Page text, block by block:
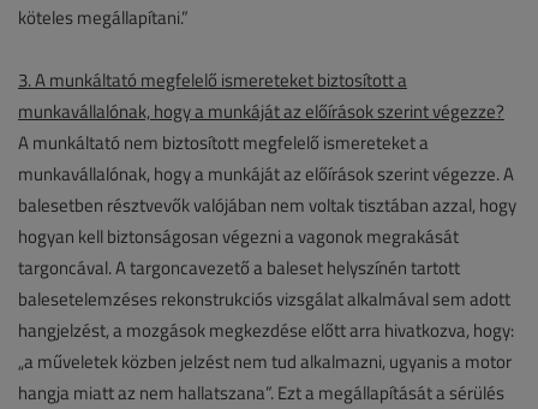
köteles megállapítani.”
3. A munkáltató megfelelő ismereteket biztosított a
munkavállalónak, hogy a munkáját az előírások szerint végezze?
A munkáltató nem biztosított megfelelő ismereteket a
munkavállalónak, hogy a munkáját az előírások szerint végezze. A
balesetben résztvevők valójában nem voltak tisztában azzal, hogy
hogyan kell biztonságosan végezni a vagonok megrakását
targoncával. A targoncavezető a baleset helyszínén tartott
balesetelemzéses rekonstrukciós vizsgálat alkalmával sem adott
hangjelzést, a mozgások megkezdése előtt arra hivatkozva, hogy:
„a műveletek közben jelzést nem tud alkalmazni, ugyanis a motor
hangja miatt az nem hallatszana”. Ezt a megállapítását a sérülés